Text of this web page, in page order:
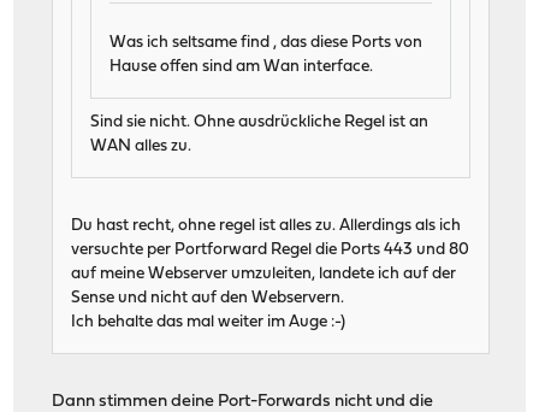
Was ich seltsame find , das diese Ports von
Hause offen sind am Wan interface.
Sind sie nicht. Ohne ausdrückliche Regel ist an
WAN alles zu.
Du hast recht, ohne regel ist alles zu. Allerdings als ich
versuchte per Portforward Regel die Ports 443 und 80
auf meine Webserver umzuleiten, landete ich auf der
Sense und nicht auf den Webservern.
Ich behalte das mal weiter im Auge :-)
Dann stimmen deine Port-Forwards nicht und die